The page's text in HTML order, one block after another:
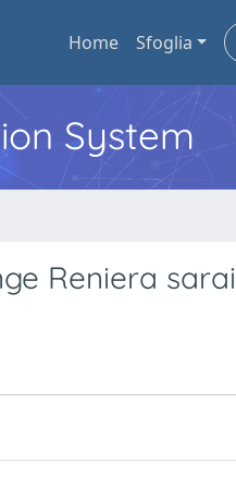
Home Sfoglia
System
Reniera sarai